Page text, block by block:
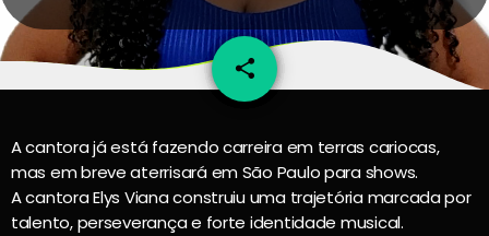
share
email
A cantora já está fazendo carreira em terras cariocas,
mas em breve aterrisará em São Paulo para shows.
A cantora Elys Viana construiu uma trajetória marcada por
talento, perseverança e forte identidade musical.